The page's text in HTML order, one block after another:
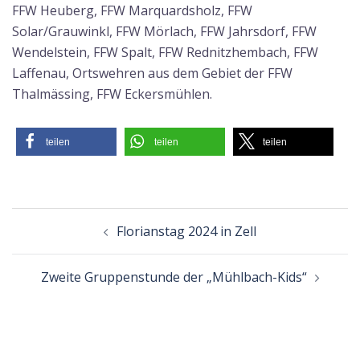
FFW Heuberg, FFW Marquardsholz, FFW
Solar/Grauwinkl, FFW Mörlach, FFW Jahrsdorf, FFW
Wendelstein, FFW Spalt, FFW Rednitzhembach, FFW
Laffenau, Ortswehren aus dem Gebiet der FFW
Thalmässing, FFW Eckersmühlen.
teilen teilen teilen
BeitragsnavigationFlorianstag 2024 in Zell
Zweite Gruppenstunde der „Mühlbach-Kids“